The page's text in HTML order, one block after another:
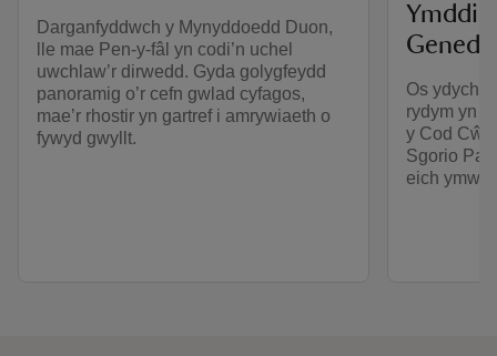
Darganfyddwch y Mynyddoedd Duon,
lle mae Pen-y-fâl yn codi’n uchel
uwchlaw’r dirwedd. Gyda golygfeydd
panoramig o’r cefn gwlad cyfagos,
mae’r rhostir yn gartref i amrywiaeth o
fywyd gwyllt.
Os ydych
rydym yn
y Cod
Sgorio
eich